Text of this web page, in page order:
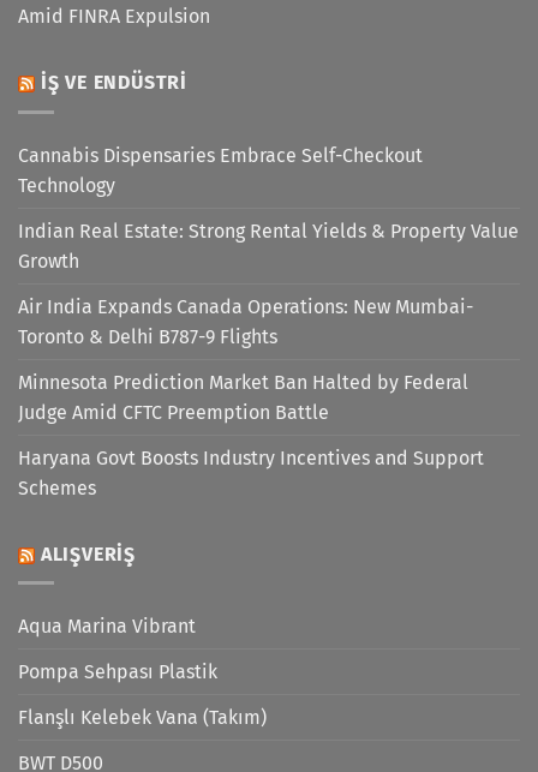
Amid FINRA Expulsion
İŞ VE ENDÜSTRI
Cannabis Dispensaries Embrace Self-Checkout
Technology
Indian Real Estate: Strong Rental Yields & Property Value
Growth
Air India Expands Canada Operations: New Mumbai-
Toronto & Delhi B787-9 Flights
Minnesota Prediction Market Ban Halted by Federal
Judge Amid CFTC Preemption Battle
Haryana Govt Boosts Industry Incentives and Support
Schemes
ALIŞVERIŞ
Aqua Marina Vibrant
Pompa Sehpası Plastik
Flanşlı Kelebek Vana (Takım)
BWT D500